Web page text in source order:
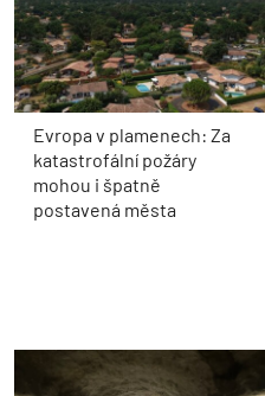
Evropa v plamenech: Za
katastrofální požáry
mohou i špatně
postavená města